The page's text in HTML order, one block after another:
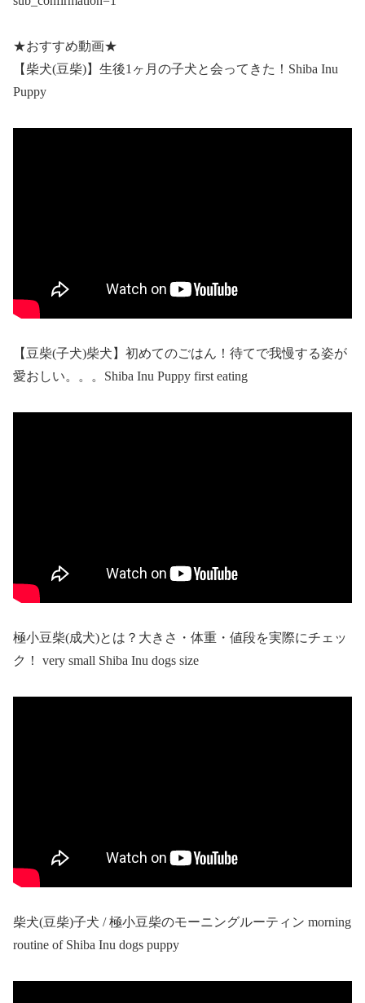
★おすすめ動画★
【柴犬(豆柴)】生後1ヶ月の子犬と会ってきた！Shiba Inu
Puppy
【豆柴(子犬)柴犬】初めてのごはん！待てで我慢する姿が
愛おしい。。。Shiba Inu Puppy first eating
極小豆柴(成犬)とは？大きさ・体重・値段を実際にチェッ
ク！ very small Shiba Inu dogs size
柴犬(豆柴)子犬 / 極小豆柴のモーニングルーティン morning
routine of Shiba Inu dogs puppy